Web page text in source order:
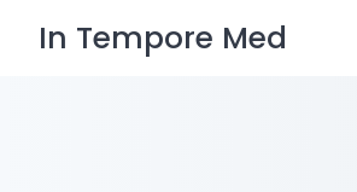
In Tempore Med